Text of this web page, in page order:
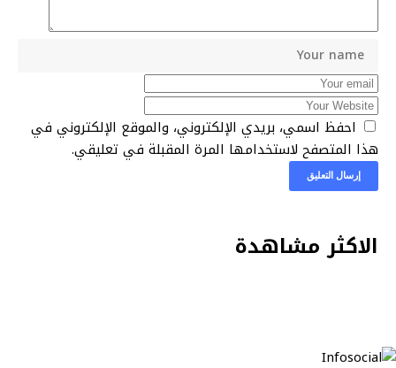
احفظ اسمي، بريدي الإلكتروني، والموقع الإلكتروني في
هذا المتصفح لاستخدامها المرة المقبلة في تعليقي.
الاكثر مشاهدة